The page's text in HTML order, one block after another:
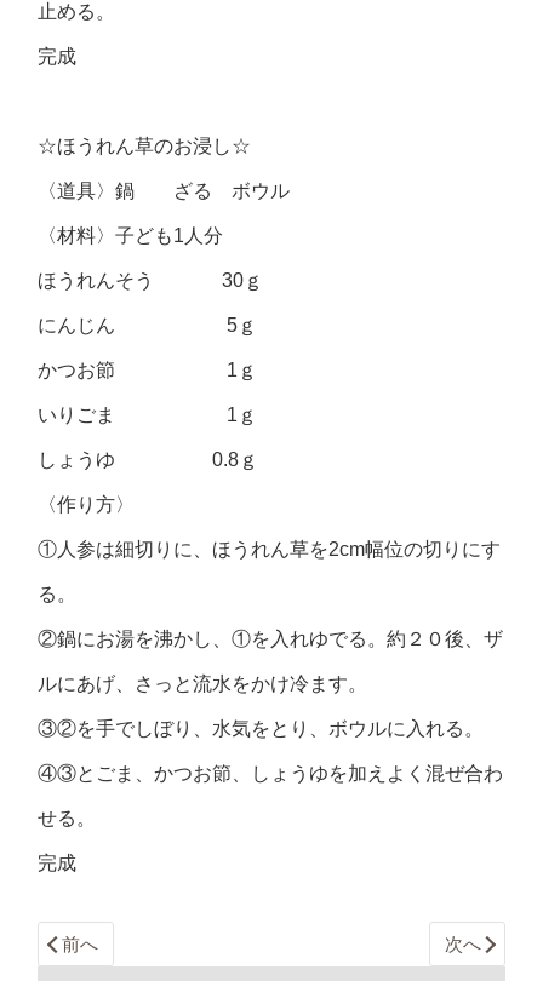
止める。
完成
☆ほうれん草のお浸し☆
〈道具〉鍋 ざる ボウル
〈材料〉子ども1人分
ほうれんそう 30ｇ
にんじん 5ｇ
かつお節 1ｇ
いりごま 1ｇ
しょうゆ 0.8ｇ
〈作り方〉
①人参は細切りに、ほうれん草を2cm幅位の切りにす
る。
②鍋にお湯を沸かし、①を入れゆでる。約２０後、ザ
ルにあげ、さっと流水をかけ冷ます。
③②を手でしぼり、水気をとり、ボウルに入れる。
④③とごま、かつお節、しょうゆを加えよく混ぜ合わ
せる。
完成
前へ 次へ